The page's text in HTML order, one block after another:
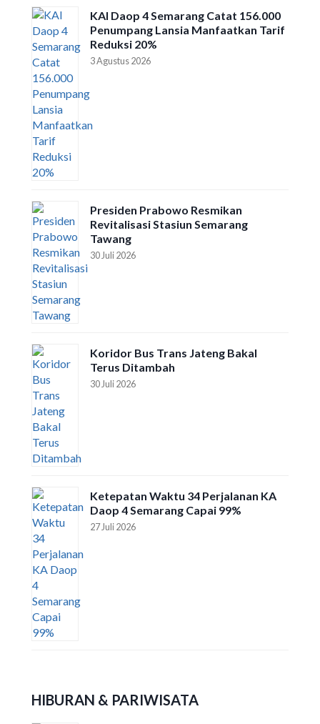
KAI Daop 4 Semarang Catat 156.000
Penumpang Lansia Manfaatkan Tarif
Reduksi 20%
3 Agustus 2026
Presiden Prabowo Resmikan
Revitalisasi Stasiun Semarang
Tawang
30 Juli 2026
Koridor Bus Trans Jateng Bakal
Terus Ditambah
30 Juli 2026
Ketepatan Waktu 34 Perjalanan KA
Daop 4 Semarang Capai 99%
27 Juli 2026
HIBURAN & PARIWISATA